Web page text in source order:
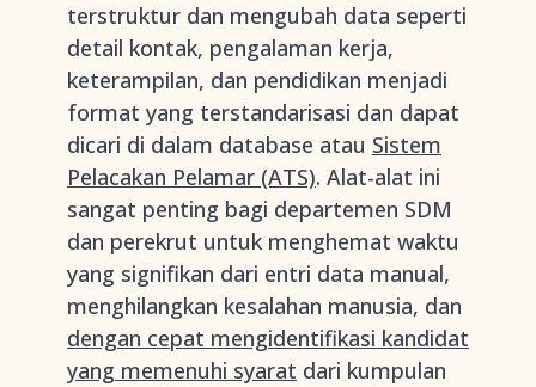
terstruktur dan mengubah data seperti
detail kontak, pengalaman kerja,
keterampilan, dan pendidikan menjadi
format yang terstandarisasi dan dapat
dicari di dalam database atau Sistem
Pelacakan Pelamar (ATS). Alat-alat ini
sangat penting bagi departemen SDM
dan perekrut untuk menghemat waktu
yang signifikan dari entri data manual,
menghilangkan kesalahan manusia, dan
dengan cepat mengidentifikasi kandidat
yang memenuhi syarat dari kumpulan